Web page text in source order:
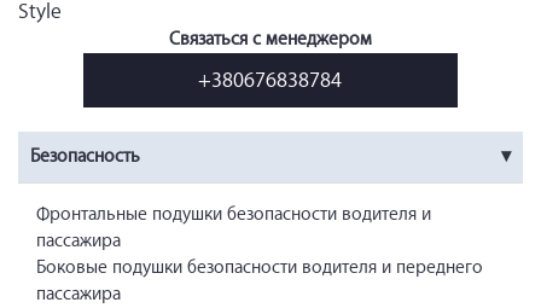
Style
Связаться с менеджером
+380676838784
Безопасность
Фронтальные подушки безопасности водителя и
пассажира
Боковые подушки безопасности водителя и переднего
пассажира